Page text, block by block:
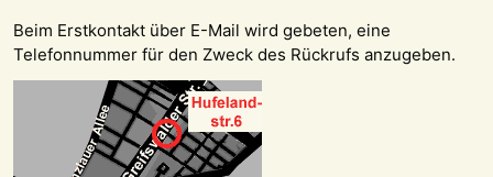
Beim Erstkontakt über E-Mail wird gebeten, eine
Telefonnummer für den Zweck des Rückrufs anzugeben.